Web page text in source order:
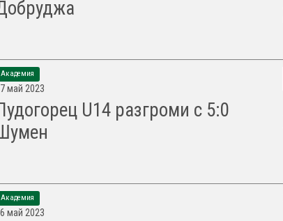
Академия
май 2023
U14 разгроми с 5:0
Академия
май 2023